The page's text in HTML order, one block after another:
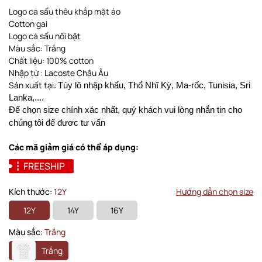
Logo cá sấu thêu khắp mặt áo
Cotton gai
Logo cá sấu nổi bật
Màu sắc: Trắng
Chất liệu: 100% cotton
Nhập từ : Lacoste Châu Âu
Sản xuất tại: Tùy lô nhập khẩu, Thổ Nhĩ Kỳ, Ma-rốc, Tunisia, Sri
Lanka,....
Để chọn size chính xác nhất, quý khách vui lòng nhắn tin cho
chúng tôi để đươc tư vấn
Các mã giảm giá có thể áp dụng:
FREESHIP
Kích thước: 12Y
Hướng dẫn chọn size
12Y
14Y
16Y
Màu sắc: Trắng
Trắng